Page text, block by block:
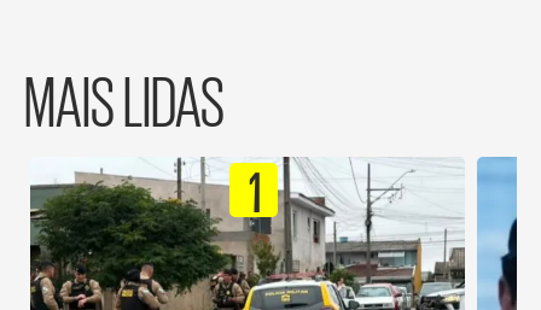
MAIS LIDAS
1